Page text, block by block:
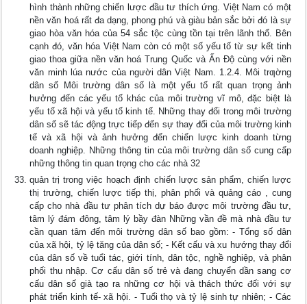
hình thành những chiến lược đầu tư thích ứng. Việt Nam có một
nền văn hoá rất đa dạng, phong phú và giàu bản sắc bởi đó là sự
giao hòa văn hóa của 54 sắc tộc cùng tồn tại trên lãnh thổ. Bên
cạnh đó, văn hóa Việt Nam còn có một số yếu tố từ sự kết tinh
giao thoa giữa nền văn hoá Trung Quốc và Ấn Độ cùng với nền
văn minh lúa nước của người dân Việt Nam. 1.2.4. Môi trƣờng
dân số Môi trường dân số là một yếu tố rất quan trọng ảnh
hưởng đến các yếu tố khác của môi trường vĩ mô, đặc biệt là
yếu tố xã hội và yếu tố kinh tế. Những thay đổi trong môi trường
dân số sẽ tác động trực tiếp đến sự thay đổi của môi trường kinh
tế và xã hội và ảnh hưởng đến chiến lược kinh doanh từng
doanh nghiệp. Những thông tin của môi trường dân số cung cấp
những thông tin quan trọng cho các nhà 32
quản trị trong việc hoạch định chiến lược sản phẩm, chiến lược
thị trường, chiến lược tiếp thị, phân phối và quảng cáo , cung
cấp cho nhà đầu tư phân tích dự báo được môi trường đầu tư,
tâm lý đám đông, tâm lý bầy đàn Những vần đề mà nhà đầu tư
cần quan tâm đến môi trường dân số bao gồm: - Tổng số dân
của xã hội, tỷ lệ tăng của dân số; - Kết cấu và xu hướng thay đổi
của dân số về tuổi tác, giới tính, dân tộc, nghề nghiệp, và phân
phối thu nhập. Cơ cấu dân số trẻ và đang chuyển dần sang cơ
cấu dân số già tạo ra những cơ hội và thách thức đối với sự
phát triển kinh tế- xã hội. - Tuổi thọ và tỷ lệ sinh tự nhiên; - Các